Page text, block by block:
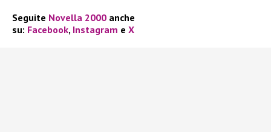
Seguite Novella 2000 anche
su: Facebook, Instagram e X